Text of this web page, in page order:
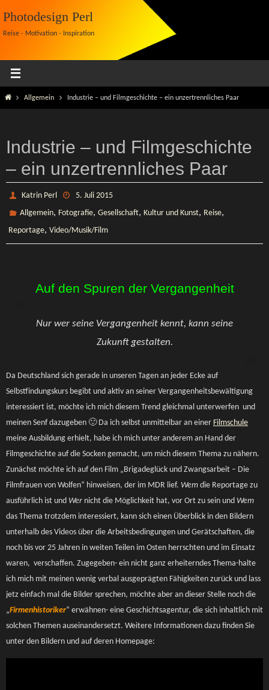
Inhalt
springen
Photodesign Perl
Reise - Motivation - Inspiration
StartAllgemein Industrie – und Filmgeschichte – ein unzertrennliches Paar
Industrie – und Filmgeschichte
– ein unzertrennliches Paar
Katrin Perl
5. Juli 2015
Allgemein, Fotografie,Gesellschaft,Kultur und Kunst, Reise,
Reportage, Video/Musik/Film
Auf den Spuren der Vergangenheit
Nur wer seine Vergangenheit kennt, kann seine
Zukunft gestalten.
Da Deutschland sich gerade in unseren Tagen an jeder Ecke auf
Selbstfindungskurs begibt und aktiv an seiner Vergangenheitsbewältigung
interessiert ist, möchte ich mich diesem Trend gleichmal unterwerfen und
meinen Senf dazugeben 🙂 Da ich selbst unmittelbar an einer Filmschule
meine Ausbildung erhielt, habe ich mich unter anderem an Hand der
Filmgeschichte auf die Socken gemacht, um mich diesem Thema zu nähern.
Zunächst möchte ich auf den Film „Brigadeglück und Zwangsarbeit – Die
Filmfrauen von Wolfen“ hinweisen, der im MDR lief. Wem die Reportage zu
ausführlich ist und Wer nicht die Möglichkeit hat, vor Ort zu sein und Wem
das Thema trotzdem interessiert, kann sich einen Überblick in den Bildern
unterhalb des Videos über die Arbeitsbedingungen und Gerätschaften, die
noch bis vor 25 Jahren in weiten Teilen im Osten herrschten und im Einsatz
waren, verschaffen. Zugegeben- ein nicht ganz erheiterndes Thema-halte
ich mich mit meinen wenig verbal ausgeprägten Fähigkeiten zurück und lass
jetz einfach mal die Bilder sprechen, möchte aber an dieser Stelle noch die
„Firmenhistoriker“ erwähnen- eine Geschichtsagentur, die sich inhaltlich mit
solchen Themen auseinandersetzt. Weitere Informationen dazu finden Sie
unter den Bildern und auf deren Homepage: